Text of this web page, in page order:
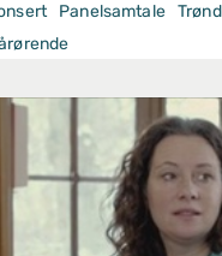
Panelsamtale